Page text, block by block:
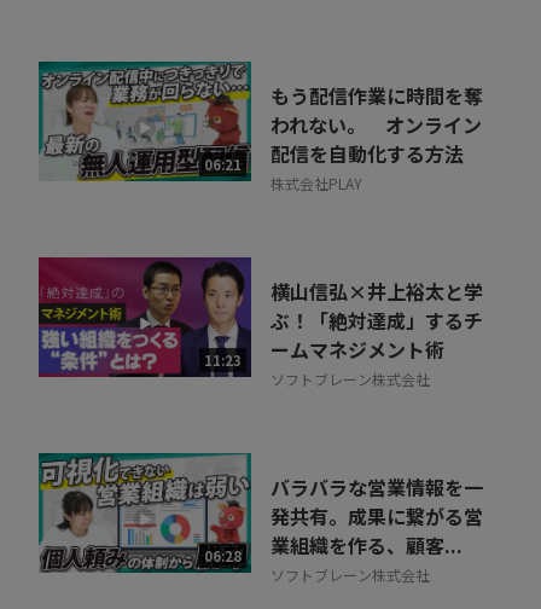
06:21
もう配信作業に時間を奪
われない。 オンライン
配信を自動化する方法
株式会社PLAY
11:23
横山信弘×井上裕太と学
ぶ！「絶対達成」するチ
ームマネジメント術
ソフトブレーン株式会社
06:28
バラバラな営業情報を一
発共有。成果に繋がる営
業組織を作る、顧客...
ソフトブレーン株式会社